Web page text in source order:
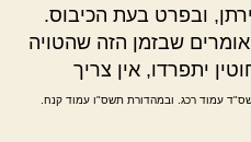
ובפרט בעת הכיבוס.
אומרים שבזמן הזה שהטויה
יתפרדו, אין צריך
עמוד רכג. ובמהדורת תשס"ו עמוד קנח.